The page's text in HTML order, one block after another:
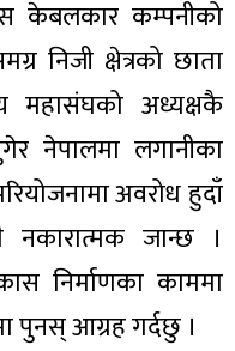
केबलकार कम्पनीको
निजी क्षेत्रको छाता
महासंघको अध्यक्षकै
नेपालमा लगानीका
अवरोध हुदाँ
नकारात्मक जान्छ ।
निर्माणका काममा
पुनस् आग्रह गर्दछु ।